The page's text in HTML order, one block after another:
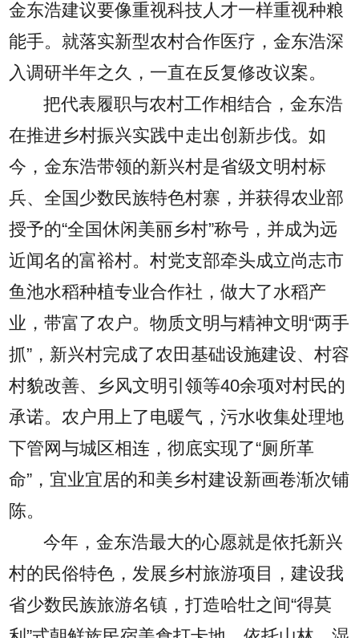
金东浩建议要像重视科技人才一样重视种粮
能手。就落实新型农村合作医疗，金东浩深
入调研半年之久，一直在反复修改议案。
把代表履职与农村工作相结合，金东浩
在推进乡村振兴实践中走出创新步伐。如
今，金东浩带领的新兴村是省级文明村标
兵、全国少数民族特色村寨，并获得农业部
授予的“全国休闲美丽乡村”称号，并成为远
近闻名的富裕村。村党支部牵头成立尚志市
鱼池水稻种植专业合作社，做大了水稻产
业，带富了农户。物质文明与精神文明“两手
抓”，新兴村完成了农田基础设施建设、村容
村貌改善、乡风文明引领等40余项对村民的
承诺。农户用上了电暖气，污水收集处理地
下管网与城区相连，彻底实现了“厕所革
命”，宜业宜居的和美乡村建设新画卷渐次铺
陈。
今年，金东浩最大的心愿就是依托新兴
村的民俗特色，发展乡村旅游项目，建设我
省少数民族旅游名镇，打造哈牡之间“得莫